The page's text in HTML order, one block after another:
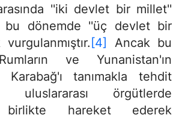
''iki devlet bir millet''
bu dönemde ''üç devlet bir
[4]
Ancak bu
ve Yunanistan'ın
Karabağ'ı tanımakla tehdit
örgütlerde
birlikte hareket ederek